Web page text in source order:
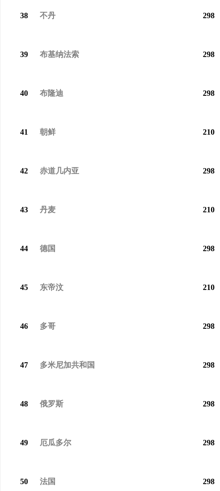
38 不丹 298
39 布基纳法索 298
40 布隆迪 298
41 朝鲜 210
42 赤道几内亚 298
43 丹麦 210
44 德国 298
45 东帝汶 210
46 多哥 298
47 多米尼加共和国 298
48 俄罗斯 298
49 厄瓜多尔 298
50 法国 298